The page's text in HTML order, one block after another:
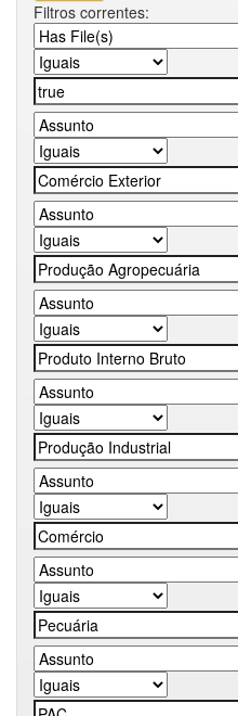
Filtros correntes: